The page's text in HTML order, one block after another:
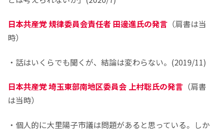
日本共産党 規律委員会責任者 田邊進氏の発言 （肩書は当
時）
・話はいくらでも聞くが、結論は変わらない。(2019/11)
日本共産党 埼玉東部南地区委員会 上村聡氏の発言 （肩書
は当時）
・個人的に大里陽子市議は問題があると思っている。しか